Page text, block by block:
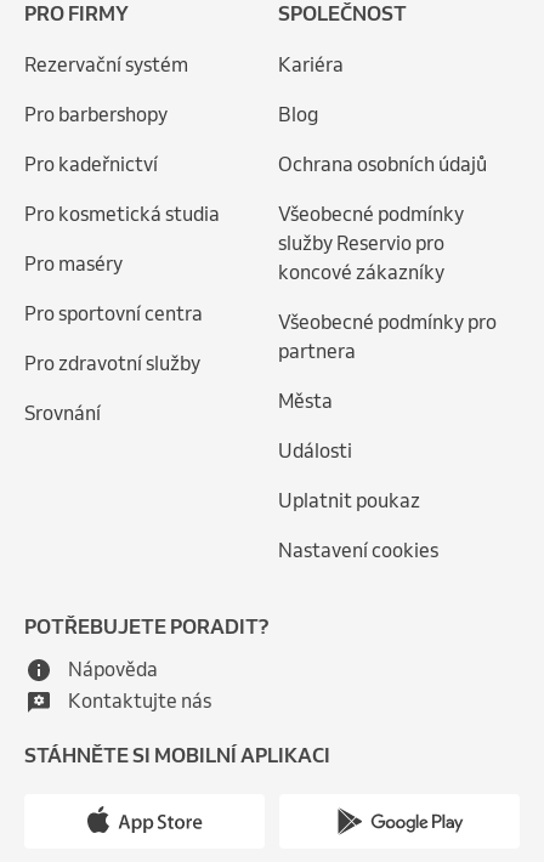
PRO FIRMY
Rezervační systém
Pro barbershopy
Pro kadeřnictví
Pro kosmetická studia
Pro maséry
Pro sportovní centra
Pro zdravotní služby
Srovnání
SPOLEČNOST
Kariéra
Blog
Ochrana osobních údajů
Všeobecné podmínky
služby Reservio pro
koncové zákazníky
Všeobecné podmínky pro
partnera
Města
Události
Uplatnit poukaz
Nastavení cookies
POTŘEBUJETE PORADIT?
Nápověda
Kontaktujte nás
STÁHNĚTE SI MOBILNÍ APLIKACI